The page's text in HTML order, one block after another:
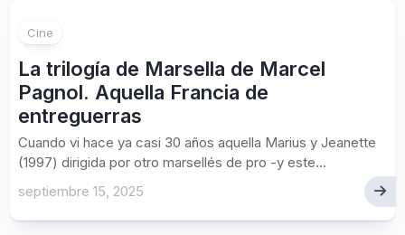
Cine
La trilogía de Marsella de Marcel
Pagnol. Aquella Francia de
entreguerras
Cuando vi hace ya casi 30 años aquella Marius y Jeanette
(1997) dirigida por otro marsellés de pro -y este...
septiembre 15, 2025